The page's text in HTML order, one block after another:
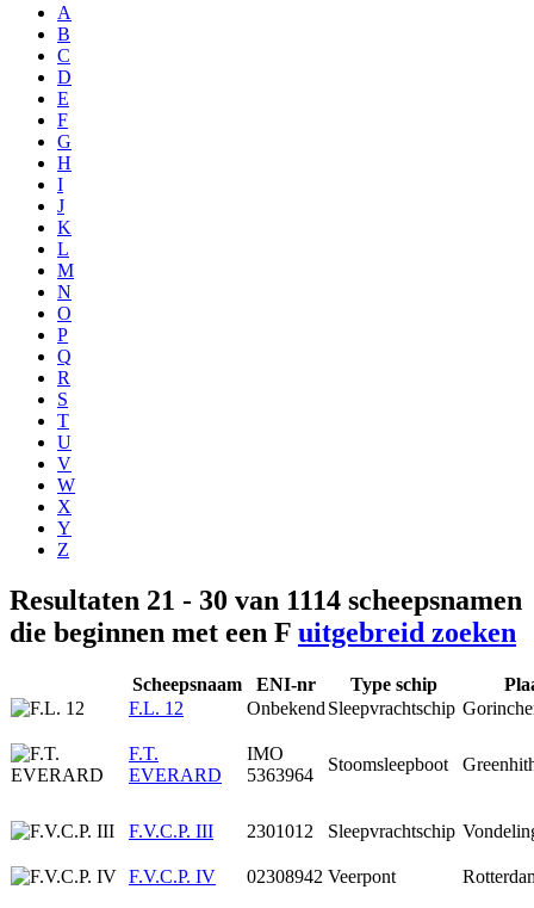
A
B
C
D
E
F
G
H
I
J
K
L
M
N
O
P
Q
R
S
T
U
V
W
X
Y
Z
Resultaten 21 - 30 van 1114 scheepsnamen
die beginnen met een F uitgebreid zoeken
Scheepsnaam ENI-nr Type schip
F.L. 12
Onbekend Sleepvrachtschip
F.T.
EVERARD
IMO
5363964
Stoomsleepboot
F.V.C.P. III 2301012 Sleepvrachtschip
F.V.C.P. IV 02308942 Veerpont